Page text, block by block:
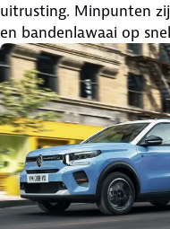
uitrusting. Minpunten
en bandenlawaai op